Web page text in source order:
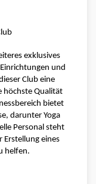
exklusives
und
Club eine
höchste Qualität
bietet
darunter Yoga
Personal steht
Erstellung eines
helfen.